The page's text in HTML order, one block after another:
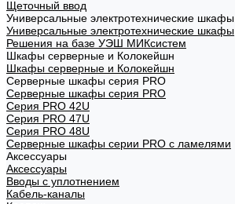
Щеточный ввод
Универсальные электротехнические шкафы
Универсальные электротехнические шкафы
Решения на базе УЭШ МИКсистем
Шкафы серверные и Колокейшн
Шкафы серверные и Колокейшн
Серверные шкафы серия PRO
Серверные шкафы серия PRO
Серия PRO 42U
Серия PRO 47U
Серия PRO 48U
Серверные шкафы серии PRO с ламелями
Аксессуары
Аксессуары
Вводы с уплотнением
Кабель-каналы